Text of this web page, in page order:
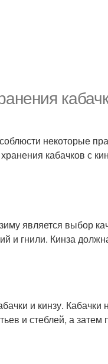
некоторые
кабачков с
является выбор
и гнили. Кинза
и кинзу.
и стеблей, а